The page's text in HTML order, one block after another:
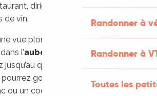
Randonner à
Randonner à
Toutes les
dirigé par Thierry et Guilhem,
de vin.
vue plongeante sur le Pont
l’auberge de jeunesse le
quatrième étage. Installé sur
gouter une bière locale, un
ou un cocktail maison accompagné